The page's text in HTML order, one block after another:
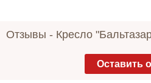
Отзывы - Кресло
Оставить